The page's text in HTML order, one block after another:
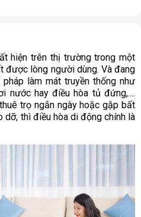
hiện trên thị trường trong một
được lòng người dùng. Và đang
làm mát truyền thống như
nước hay điều hòa tủ đứng,....
trọ ngắn ngày hoặc gặp bất
thì điều hòa di động chính là